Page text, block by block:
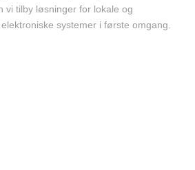
vi tilby løsninger for lokale og
systemer i første omgang.